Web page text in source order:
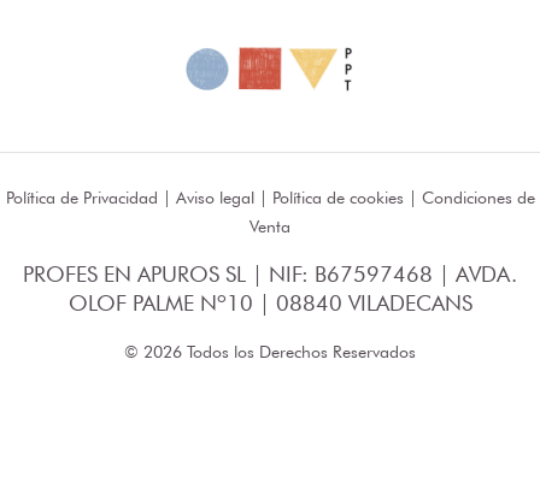
Política de Privacidad | Aviso legal| Política de cookies | Condiciones de
Venta
PROFES EN APUROS SL | NIF: B67597468 | AVDA.
OLOF PALME Nº10 | 08840 VILADECANS
© 2026 Todos los Derechos Reservados